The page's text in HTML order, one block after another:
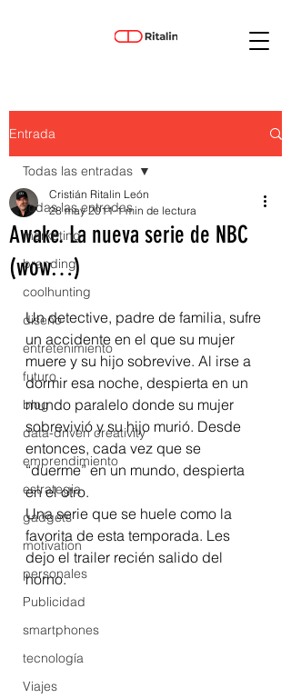
Entrada
Todas las entradas
marketing
branding
coolhunting
diseño
entretenimiento
futuro
blog
data-driven creativity
emprendimiento
estrategia
gadgets
motivation
personales
Publicidad
smartphones
tecnología
Viajes
Todas las entradas
Awake. La nueva serie de NBC
(wow…)
Cristián Ritalin León
28 may 2011 1 min de lectura
Un detective, padre de familia, sufre
un accidente en el que su mujer
muere y su hijo sobrevive. Al irse a
dormir esa noche, despierta en un
mundo paralelo donde su mujer
sobrevivió y su hijo murió. Desde
entonces, cada vez que se
“duerme” en un mundo, despierta
en el otro.
Una serie que se huele como la
favorita de esta temporada. Les
dejo el trailer recién salido del
horno.